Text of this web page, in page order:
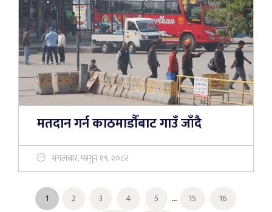
मतदान गर्न काठमाडौँबाट गाउँ जाँदै
मंगलबार, फागुन १९, २०८२
1 2 3 4 5 ... 15
16